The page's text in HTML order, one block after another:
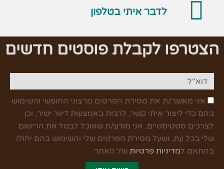
לדבר איתי בטלפון
הצטרפו לקבלת פוסטים חדשים
אני מאשר/ת את מסירת הפרטים מרצוני החופשי והשימוש
בהם כדי ליצור איתי קשר, לרבות באמצעות דיוור ישיר, וכן
לצרכים סטטיסטיים. אני מודע/ת שאוכל לבטל את הרישום
שלי בכל עת, ושעל מסירת הפרטים שלי והשימוש בהם יחולו
בהתאם למדיניות פרטיות של האתר